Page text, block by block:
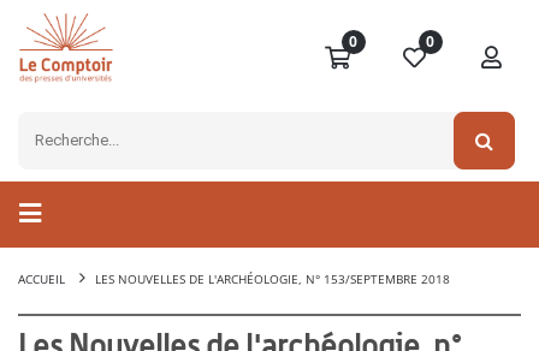
0 0
ACCUEIL LES NOUVELLES DE L'ARCHÉOLOGIE, N° 153/SEPTEMBRE 2018